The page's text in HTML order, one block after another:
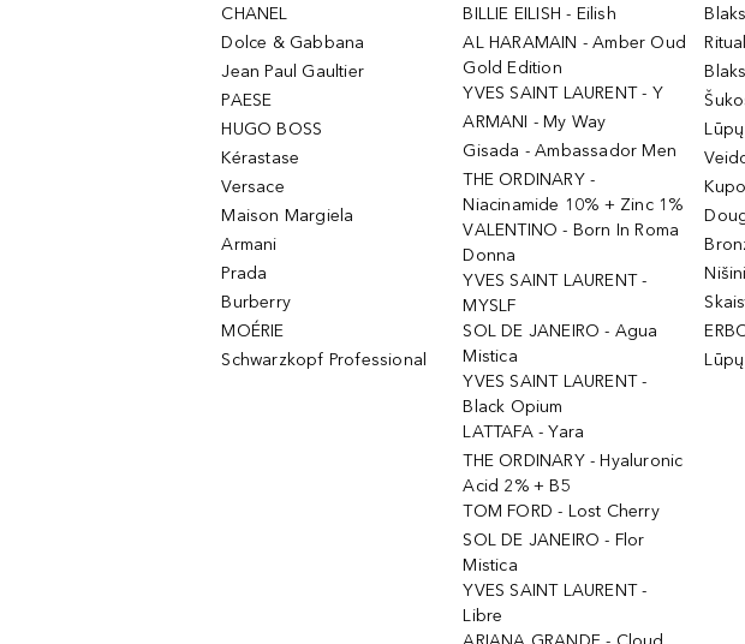
CHANEL
Dolce & Gabbana
Jean Paul Gaultier
PAESE
HUGO BOSS
Kérastase
Versace
Maison Margiela
Armani
Prada
Burberry
MOÉRIE
Schwarzkopf Professional
BILLIE EILISH - Eilish
AL HARAMAIN - Amber Oud
Gold Edition
YVES SAINT LAURENT - Y
ARMANI - My Way
Gisada - Ambassador Men
THE ORDINARY -
Niacinamide 10% + Zinc 1%
VALENTINO - Born In Roma
Donna
YVES SAINT LAURENT -
MYSLF
SOL DE JANEIRO - Agua
Mistica
YVES SAINT LAURENT -
Black Opium
LATTAFA - Yara
THE ORDINARY - Hyaluronic
Acid 2% + B5
TOM FORD - Lost Cherry
SOL DE JANEIRO - Flor
Mistica
YVES SAINT LAURENT -
Libre